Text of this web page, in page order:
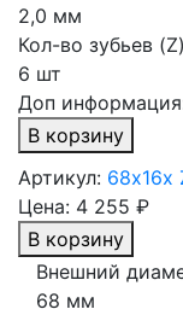
2,0 мм
Кол-во зубьев (Z)
6 шт
Доп
В корзину
Артикул: 68х16х
Цена: 4 255 ₽
В корзину
Внешний
68 мм